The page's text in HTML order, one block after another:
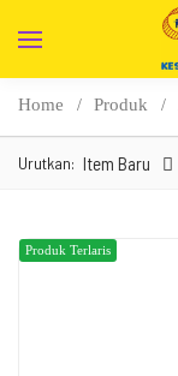
Home Produk
Urutkan: Item Baru
Produk Terlaris